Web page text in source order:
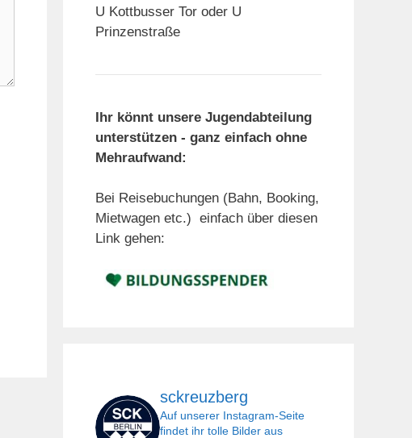
U Kottbusser Tor oder U
Prinzenstraße
Ihr könnt unsere Jugendabteilung
unterstützen - ganz einfach ohne
Mehraufwand:
Bei Reisebuchungen (Bahn, Booking,
Mietwagen etc.) einfach über diesen
Link gehen:
sckreuzberg
Auf unserer Instagram-Seite
findet ihr tolle Bilder aus